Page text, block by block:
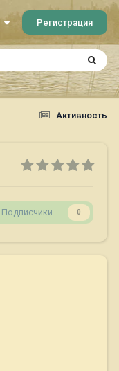
Регистрация
Активность
Подписчики 0